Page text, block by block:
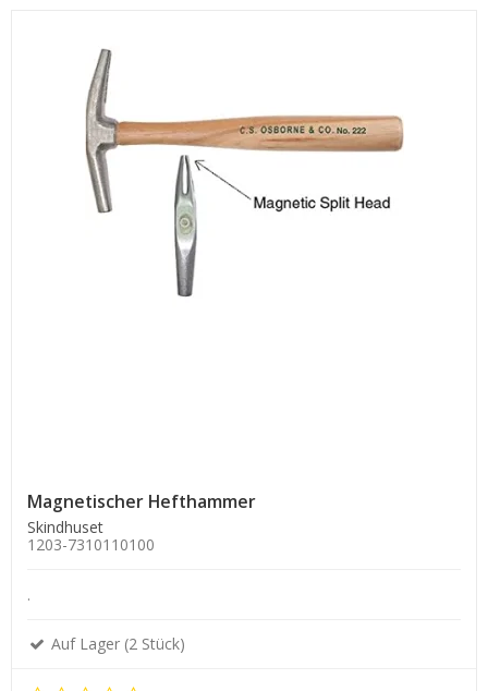
Magnetischer Hefthammer
Skindhuset
1203-7310110100
.
Auf Lager (2 Stück)